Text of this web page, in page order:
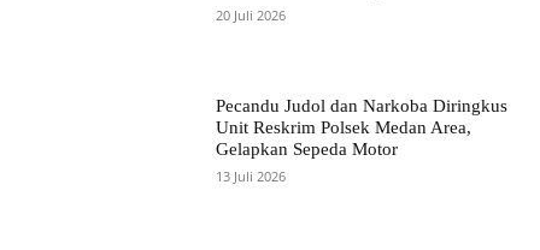
20 Juli 2026
Pecandu Judol dan Narkoba Diringkus
Unit Reskrim Polsek Medan Area,
Gelapkan Sepeda Motor
13 Juli 2026